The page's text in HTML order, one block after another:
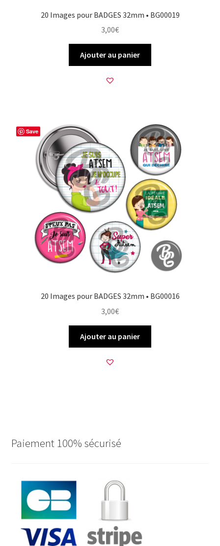
20 Images pour BADGES 32mm • BG00019
3,00€
Ajouter au panier
Save
20 Images pour BADGES 32mm • BG00016
3,00€
Ajouter au panier
Paiement 100% sécurisé